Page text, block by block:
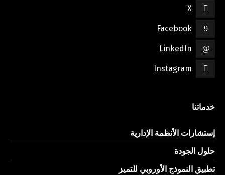
X
Facebook
LinkedIn
Instagram
خدماتنا
إستشارات الأنظمة الإدارية
حلول الجودة
تطبيق النموذج الأوروبي للتميز